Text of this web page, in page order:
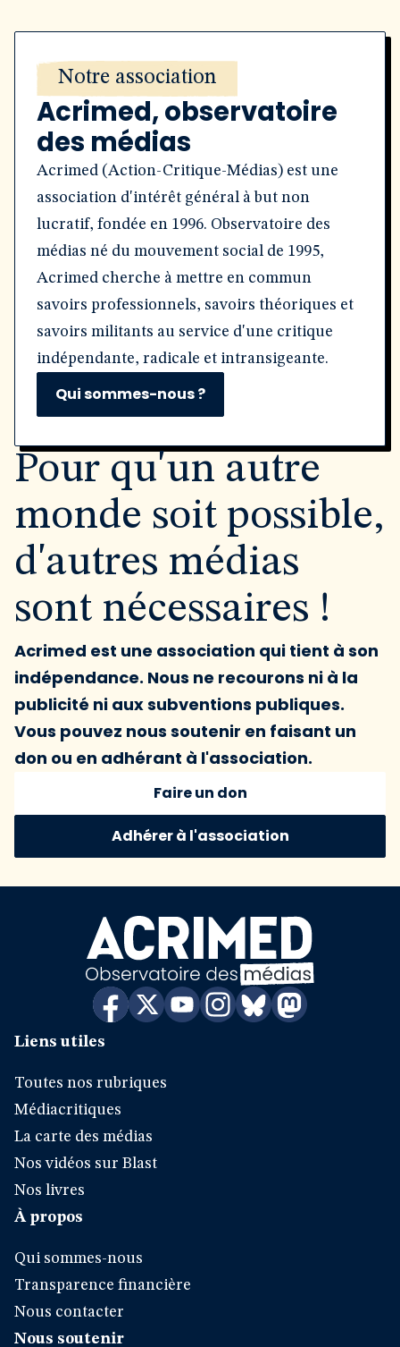
Notre association
Acrimed, observatoire
des médias
Acrimed (Action-Critique-Médias) est une
association d'intérêt général à but non
lucratif, fondée en 1996. Observatoire des
médias né du mouvement social de 1995,
Acrimed cherche à mettre en commun
savoirs professionnels, savoirs théoriques et
savoirs militants au service d'une critique
indépendante, radicale et intransigeante.
Qui sommes-nous ?
Pour qu'un autre
monde soit possible,
d'autres médias
sont nécessaires !
Acrimed est une association qui tient à son
indépendance. Nous ne recourons ni à la
publicité ni aux subventions publiques.
Vous pouvez nous soutenir en faisant un
don ou en adhérant à l'association.
Faire un don
Adhérer à l'association
Liens utiles
Toutes nos rubriques
Médiacritiques
La carte des médias
Nos vidéos sur Blast
Nos livres
À propos
Qui sommes-nous
Transparence financière
Nous contacter
Nous soutenir